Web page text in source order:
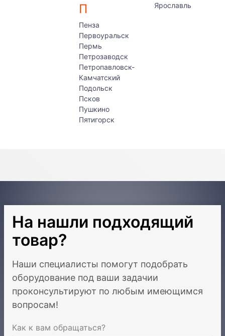
П
Пенза
Первоуральск
Пермь
Петрозаводск
Петропавловск-
Камчатский
Подольск
Псков
Пушкино
Пятигорск
Ярославль
На нашли подходящий
товар?
Наши специалисты помогут подобрать
оборудование под ваши задачии
проконсультируют по любым имеющимся
вопросам!
Как к вам обращаться?